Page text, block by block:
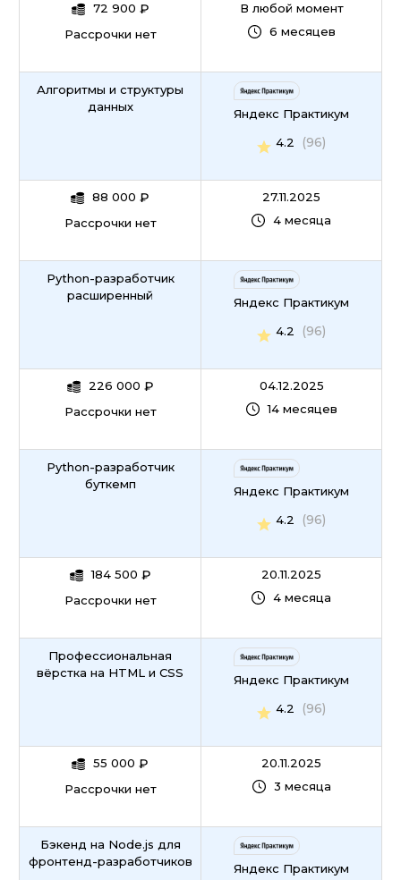
72 900 ₽
Рассрочки нет
В любой момент
6 месяцев
Алгоритмы и структуры
данных
88 000 ₽
Рассрочки нет
Яндекс Практикум
4.2
(96)
27.11.2025
4 месяца
Python-разработчик
расширенный
226 000 ₽
Рассрочки нет
Яндекс Практикум
4.2
(96)
04.12.2025
14 месяцев
Python-разработчик
буткемп
184 500 ₽
Рассрочки нет
Яндекс Практикум
4.2
(96)
20.11.2025
4 месяца
Профессиональная
вёрстка на HTML и CSS
55 000 ₽
Рассрочки нет
Яндекс Практикум
4.2
(96)
20.11.2025
3 месяца
Бэкенд на Node.js для
фронтенд-разработчиков
Яндекс Практикум